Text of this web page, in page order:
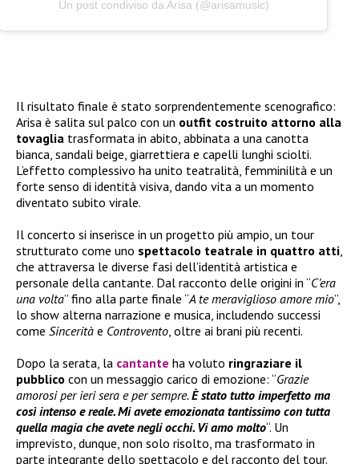
Un post condiviso da Arisa (@arisamusic)
Il risultato finale è stato sorprendentemente scenografico:
Arisa è salita sul palco con un outfit costruito attorno alla
tovaglia trasformata in abito, abbinata a una canotta
bianca, sandali beige, giarrettiera e capelli lunghi sciolti.
L’effetto complessivo ha unito teatralità, femminilità e un
forte senso di identità visiva, dando vita a un momento
diventato subito virale.
Il concerto si inserisce in un progetto più ampio, un tour
strutturato come uno spettacolo teatrale in quattro atti,
che attraversa le diverse fasi dell’identità artistica e
personale della cantante. Dal racconto delle origini in “C’era
una volta” fino alla parte finale “A te meraviglioso amore mio”,
lo show alterna narrazione e musica, includendo successi
come Sincerità e Controvento, oltre ai brani più recenti.
Dopo la serata, la cantante ha voluto ringraziare il
pubblico con un messaggio carico di emozione: “Grazie
amorosi per ieri sera e per sempre.È stato tutto imperfetto ma
così intenso e reale. Mi avete emozionata tantissimo con tutta
quella magia che avete negli occhi. Vi amo molto“. Un
imprevisto, dunque, non solo risolto, ma trasformato in
parte integrante dello spettacolo e del racconto del tour.